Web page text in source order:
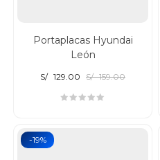
Portaplacas Hyundai
León
S/ 159.00
S/ 129.00
-19%